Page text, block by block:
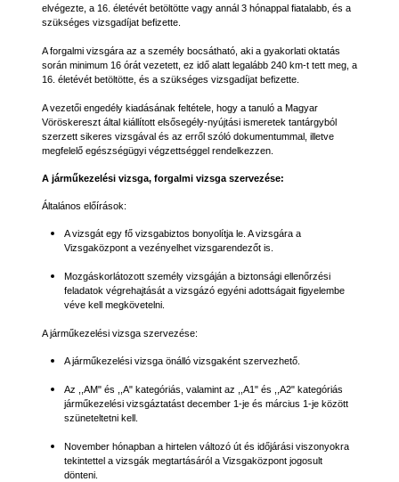
elvégezte, a 16. életévét betöltötte vagy annál 3 hónappal fiatalabb, és a
szükséges vizsgadíjat befizette.
A forgalmi vizsgára az a személy bocsátható, aki a gyakorlati oktatás
során minimum 16 órát vezetett, ez idő alatt legalább 240 km-t tett meg, a
16. életévét betöltötte, és a szükséges vizsgadíjat befizette.
A vezetői engedély kiadásának feltétele, hogy a tanuló a Magyar
Vöröskereszt által kiállított elsősegély-nyújtási ismeretek tantárgyból
szerzett sikeres vizsgával és az erről szóló dokumentummal, illetve
megfelelő egészségügyi végzettséggel rendelkezzen.
A járműkezelési vizsga, forgalmi vizsga szervezése:
Általános előírások:
A vizsgát egy fő vizsgabiztos bonyolítja le. A vizsgára a
Vizsgaközpont a vezényelhet vizsgarendezőt is.
Mozgáskorlátozott személy vizsgáján a biztonsági ellenőrzési
feladatok végrehajtását a vizsgázó egyéni adottságait figyelembe
véve kell megkövetelni.
A járműkezelési vizsga szervezése:
A járműkezelési vizsga önálló vizsgaként szervezhető.
Az ,,AM" és ,,A" kategóriás, valamint az ,,A1" és ,,A2" kategóriás
járműkezelési vizsgáztatást december 1-je és március 1-je között
szüneteltetni kell.
November hónapban a hirtelen változó út és időjárási viszonyokra
tekintettel a vizsgák megtartásáról a Vizsgaközpont jogosult
dönteni.